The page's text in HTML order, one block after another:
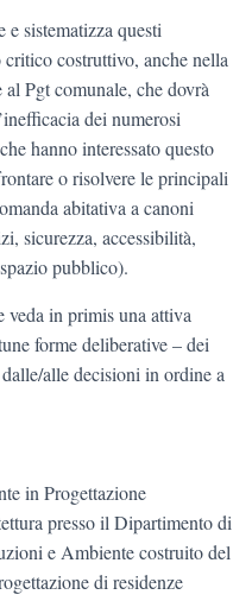
sistematizza questi
costruttivo, anche nella
Pgt comunale, che dovrà
dei numerosi
hanno interessato questo
o risolvere le principali
abitativa a canoni
sicurezza, accessibilità,
pubblico).
in primis una attiva
forme deliberative – dei
alle decisioni in ordine a
in Progettazione
presso il Dipartimento di
e Ambiente costruito del
di residenze